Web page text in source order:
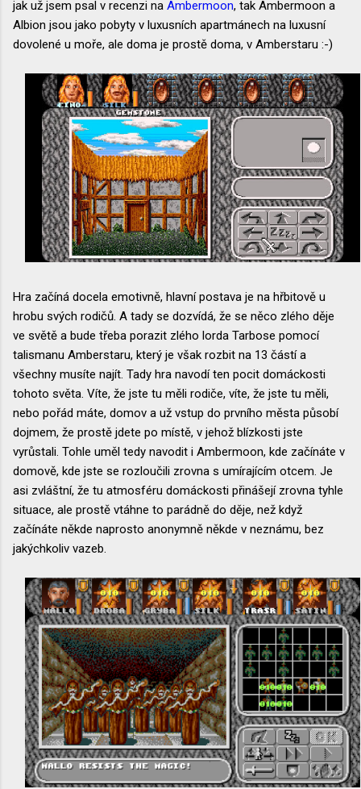
jak už jsem psal v recenzi na Ambermoon, tak Ambermoon a
Albion jsou jako pobyty v luxusních apartmánech na luxusní
dovolené u moře, ale doma je prostě doma, v Amberstaru :-)
Hra začíná docela emotivně, hlavní postava je na hřbitově u
hrobu svých rodičů. A tady se dozvídá, že se něco zlého děje
ve světě a bude třeba porazit zlého lorda Tarbose pomocí
talismanu Amberstaru, který je však rozbit na 13 částí a
všechny musíte najít. Tady hra navodí ten pocit domáckosti
tohoto světa. Víte, že jste tu měli rodiče, víte, že jste tu měli,
nebo pořád máte, domov a už vstup do prvního města působí
dojmem, že prostě jdete po místě, v jehož blízkosti jste
vyrůstali. Tohle uměl tedy navodit i Ambermoon, kde začínáte v
domově, kde jste se rozloučili zrovna s umírajícím otcem. Je
asi zvláštní, že tu atmosféru domáckosti přinášejí zrovna tyhle
situace, ale prostě vtáhne to parádně do děje, než když
začínáte někde naprosto anonymně někde v neznámu, bez
jakýchkoliv vazeb.